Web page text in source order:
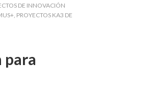
DE INNOVACIÓN
, PROYECTOS KA3 DE
para